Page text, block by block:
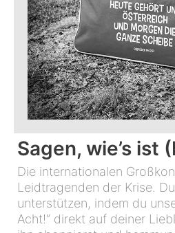
Sagen, wie’s ist
Die internationalen
Leidtragenden der Krise.
unterstützen, indem du
Acht!“ direkt auf deiner